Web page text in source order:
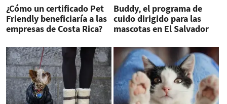
¿Cómo un certificado Pet
Friendly beneficiaría a las
empresas de Costa Rica?
Buddy, el programa de
cuido dirigido para las
mascotas en El Salvador